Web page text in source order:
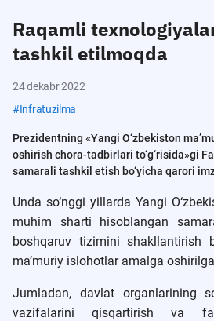
Raqamli
tashkil etilmoqda
24 dekabr 2022
#Infratuzilma
Prezidentning «Yangi O‘zbekiston
oshirish chora-tadbirlari to‘g‘risida»gi
samarali tashkil etish bo‘yicha qarori
Unda so‘nggi yillarda Yangi
muhim sharti hisoblangan
boshqaruv tizimini shakllantirish
ma’muriy islohotlar amalga
Jumladan, davlat organlarining
vazifalarini qisqartirish va